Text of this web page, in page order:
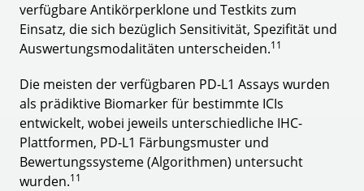
verfügbare Antikörperklone und Testkits zum
Einsatz, die sich bezüglich Sensitivität, Spezifität und
Auswertungsmodalitäten unterscheiden.11
Die meisten der verfügbaren PD-L1 Assays wurden
als prädiktive Biomarker für bestimmte ICIs
entwickelt, wobei jeweils unterschiedliche IHC-
Plattformen, PD-L1 Färbungsmuster und
Bewertungssysteme (Algorithmen) untersucht
wurden.11